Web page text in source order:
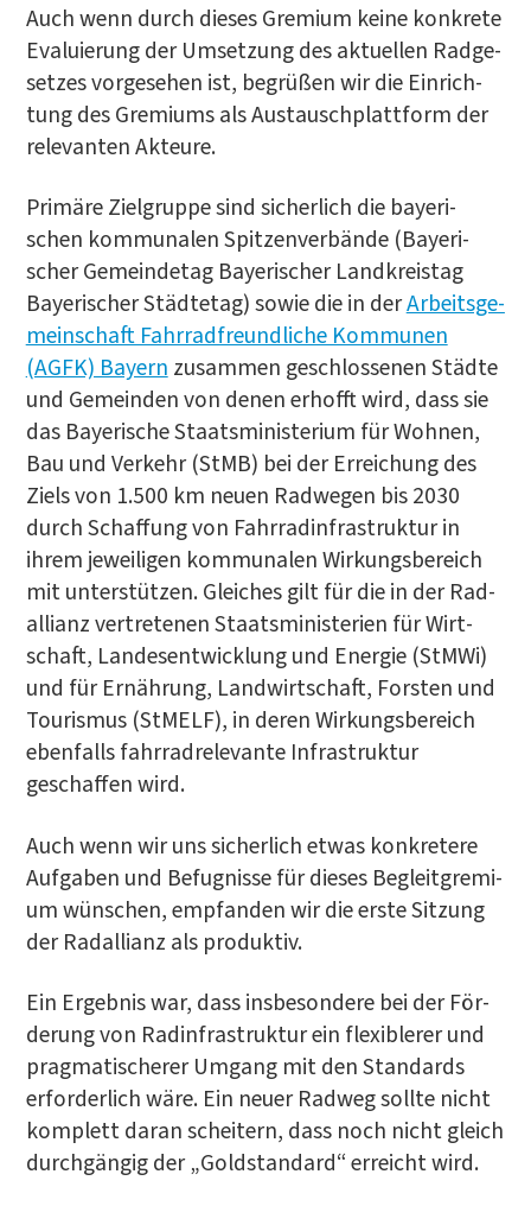
Auch wenn durch die­ses Gre­mi­um kei­ne kon­kre­te
Eva­lu­ie­rung der Umset­zung des aktu­el­len Rad­ge­
set­zes vor­ge­se­hen ist, begrü­ßen wir die Ein­rich­
tung des Gre­mi­ums als Aus­tausch­platt­form der
rele­van­ten Akteure.
Pri­mä­re Ziel­grup­pe sind sicher­lich die baye­ri­
schen kom­mu­na­len Spit­zen­ver­bän­de (Baye­ri­
scher Gemein­de­tag Baye­ri­scher Land­kreis­tag
Baye­ri­scher Städ­te­tag) sowie die in derArbeits­ge­
mein­schaft Fahr­rad­freund­li­che Kom­mu­nen
(AGFK) Bay­ernzusam­men geschlos­se­nen Städ­te
und Gemein­den von denen erhofft wird, dass sie
das Baye­ri­sche Staats­mi­nis­te­ri­um für Woh­nen,
Bau und Ver­kehr (StMB) bei der Errei­chung des
Ziels von 1.500 km neu­en Rad­we­gen bis 2030
durch Schaf­fung von Fahr­rad­in­fra­struk­tur in
ihrem jewei­li­gen kom­mu­na­len Wir­kungs­be­reich
mit unter­stüt­zen. Glei­ches gilt für die in der Rad­
al­li­anz ver­tre­te­nen Staats­mi­nis­te­ri­en für Wirt­
schaft, Lan­des­ent­wick­lung und Ener­gie (StM­Wi)
und für Ernäh­rung, Land­wirt­schaft, Fors­ten und
Tou­ris­mus (StM­ELF), in deren Wir­kungs­be­reich
eben­falls fahr­rad­re­le­van­te Infra­struk­tur
geschaf­fen wird.
Auch wenn wir uns sicher­lich etwas kon­kre­te­re
Auf­ga­ben und Befug­nis­se für die­ses Begleit­gre­mi­
um wün­schen, emp­fan­den wir die ers­te Sit­zung
der Rad­al­li­anz als produktiv.
Ein Ergeb­nis war, dass ins­be­son­de­re bei der För­
de­rung von Rad­in­fra­struk­tur ein fle­xi­ble­rer und
prag­ma­ti­sche­rer Umgang mit den Stan­dards
erfor­der­lich wäre. Ein neu­er Rad­weg soll­te nicht
kom­plett dar­an schei­tern, dass noch nicht gleich
durch­gän­gig der „Gold­stan­dard“ erreicht wird.